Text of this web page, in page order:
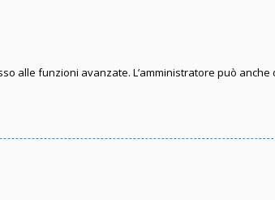
alle funzioni avanzate. L’amministratore può